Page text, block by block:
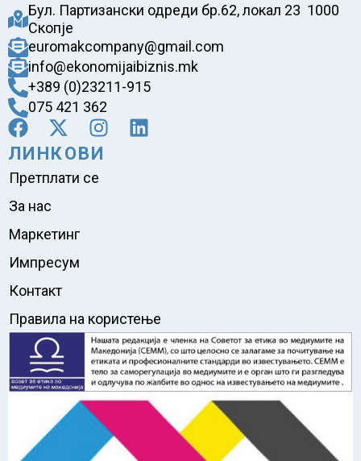
Бул. Партизански одреди бр.62, локал 23 1000
Скопје
euromakcompany@gmail.com
info@ekonomijaibiznis.mk
+389 (0)23211-915
075 421 362
ЛИНКОВИ
Претплати се
За нас
Маркетинг
Импресум
Контакт
Правила на користење